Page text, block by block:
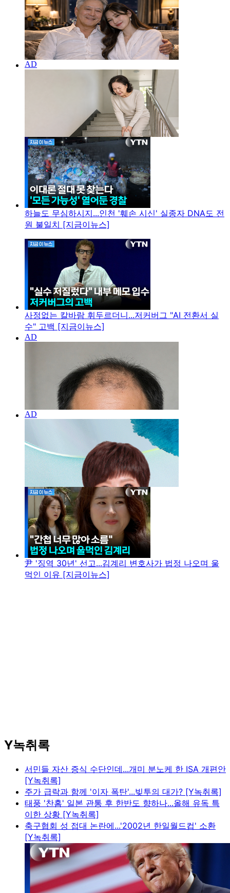
하늘도 무심하시지...인천 '훼손 시신' 실종자 DNA도 전
원 불일치 [지금이뉴스]
사정없는 칼바람 휘두르더니...저커버그 "AI 전환서 실
수" 고백 [지금이뉴스]
尹 '징역 30년' 선고...김계리 변호사가 법정 나오며 울
먹인 이유 [지금이뉴스]
Y녹취록
서민들 자산 증식 수단인데...개미 분노케 한 ISA 개편안
[Y녹취록]
주가 급락과 함께 '이자 폭탄'...빚투의 대가? [Y녹취록]
태풍 '찬홈' 일본 관통 후 한반도 향하나...올해 유독 특
이한 상황 [Y녹취록]
축구협회 성 접대 논란에...'2002년 한일월드컵' 소환
[Y녹취록]